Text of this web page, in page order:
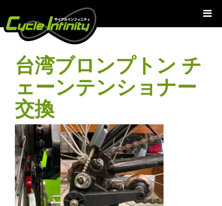
テ
台湾ブロンプトン チ
ェーンテンショナー
交換